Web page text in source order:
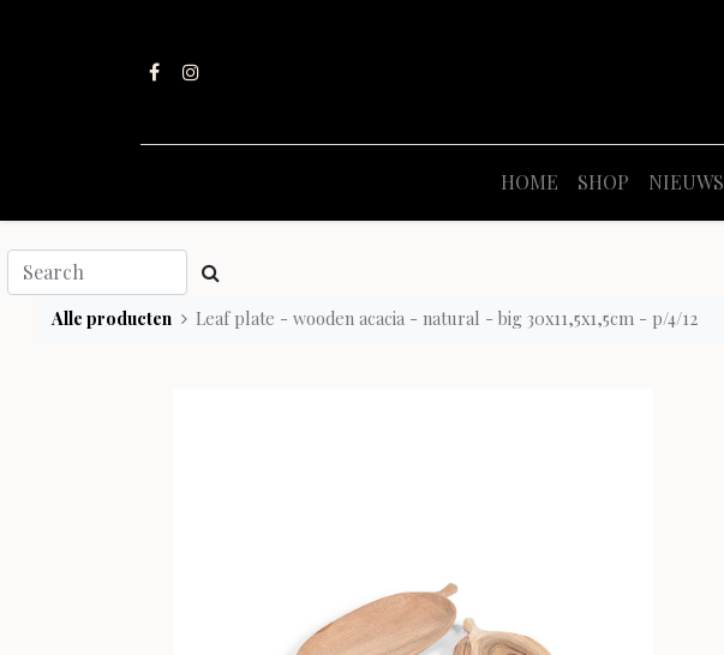
HOME SHOP NIEUWS
Alle producten Leaf plate - wooden acacia - natural - big 30x11,5x1,5cm - p/4/12